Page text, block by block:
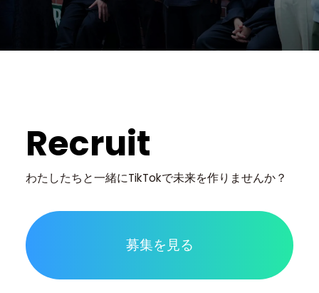
Recruit
わたしたちと一緒にTikTokで未来を作りませんか？
募集を見る